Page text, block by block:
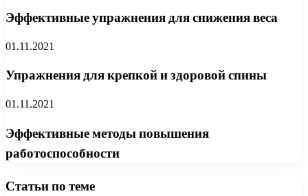
Эффективные упражнения для снижения веса
01.11.2021
Упражнения для крепкой и здоровой спины
01.11.2021
Эффективные методы повышения
работоспособности
Статьи по теме